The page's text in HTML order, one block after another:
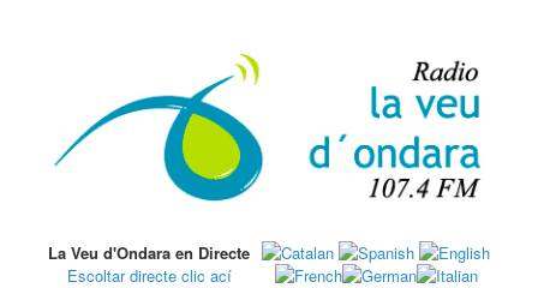
La Veu d'Ondara en Directe
Escoltar directe clic ací